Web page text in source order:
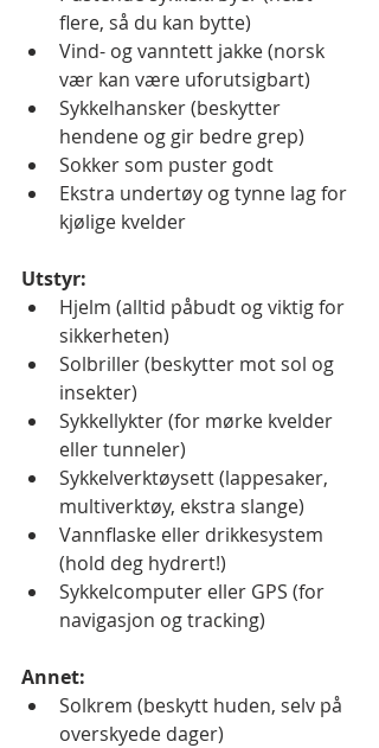
flere, så du kan bytte)
Vind- og vanntett jakke (norsk
vær kan være uforutsigbart)
Sykkelhansker (beskytter
hendene og gir bedre grep)
Sokker som puster godt
Ekstra undertøy og tynne lag for
kjølige kvelder
Utstyr:
Hjelm (alltid påbudt og viktig for
sikkerheten)
Solbriller (beskytter mot sol og
insekter)
Sykkellykter (for mørke kvelder
eller tunneler)
Sykkelverktøysett (lappesaker,
multiverktøy, ekstra slange)
Vannflaske eller drikkesystem
(hold deg hydrert!)
Sykkelcomputer eller GPS (for
navigasjon og tracking)
Annet:
Solkrem (beskytt huden, selv på
overskyede dager)